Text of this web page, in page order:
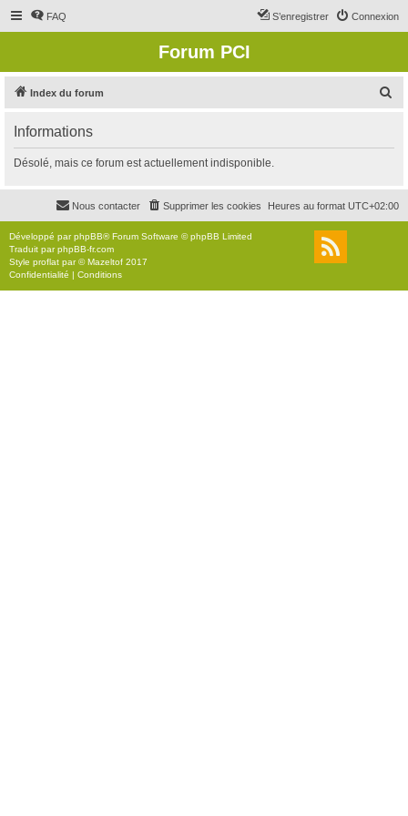
FAQ Connexion
S’enregistrer
Forum PCI
Index du forum
r
c
r
Informations
Désolé, mais ce forum est actuellement indisponible.
Heures au format UTC+02:00
Supprimer les cookies
Nous contacter
Développé parphpBB® Forum Software © phpBB Limited
Traduit parphpBB-fr.com
Style proflat par ©Mazeltof 2017
Confidentialité | Conditions